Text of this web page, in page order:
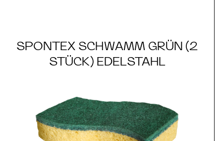
SPONTEX SCHWAMM GRÜN (2
STÜCK) EDELSTAHL